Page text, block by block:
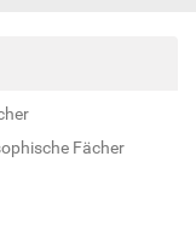
Fächer